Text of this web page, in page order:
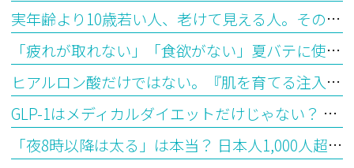
実年齢より10歳若い人、老けて見える人。その違いはどこから生まれるのか？―「生物学的年齢」とエピジェネティッククロックが教えてくれること
「疲れが取れない」「食欲がない」夏バテに使われる漢方の選び方を医師が解説
ヒアルロン酸だけではない。『肌を育てる注入治療』ジャルプロとは？
GLP-1はメディカルダイエットだけじゃない？ 最新研究で見えてきた意外な可能性
「夜8時以降は太る」は本当？ 日本人1,000人超の最新研究から見えてきた“食べる時間”とダイエットの意外な関係